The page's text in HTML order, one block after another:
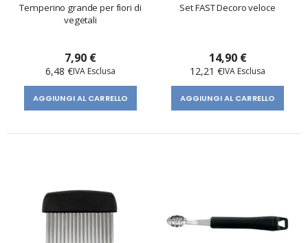
Temperino grande per fiori di
vegetali
7,90 €
6,48 €
AGGIUNGI AL CARRELLO
Set FAST Decoro veloce
14,90 €
12,21 €
AGGIUNGI AL CARRELLO